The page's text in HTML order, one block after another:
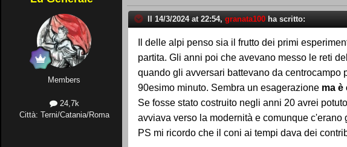
Members
24,7k
Città: Terni/Catania/Roma
Il 14/3/2024 at 22:54, granata100 ha scritto:
Il delle alpi penso sia il frutto dei primi
partita. Gli anni poi che avevano messo le reti
quando gli avversari battevano da centrocampo
90esimo minuto. Sembra un esagerazione ma
Se fosse stato costruito negli anni 20 avrei
avviava verso la modernità e comunque
PS mi ricordo che il coni ai tempi dava dei